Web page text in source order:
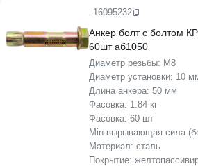
16095232
Анкер болт с болтом
60шт аб1050
Диаметр резьбы: М8
Диаметр установки: 10
Длина анкера: 50 мм
Фасовка: 1.84 кг
Фасовка: 60 шт
Min вырывающая сила
Материал: сталь
Покрытие: